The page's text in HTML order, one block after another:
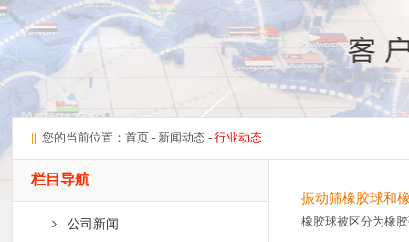
|| 您的当前位置： 首页- 新闻动态 - 行业动态
栏目导航
公司新闻
振动筛橡胶球和
橡胶球被区分为橡